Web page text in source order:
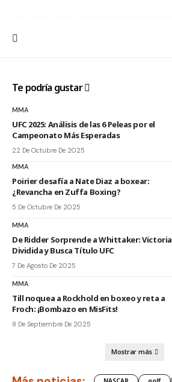
Te podría gustar
MMA
UFC 2025: Análisis de las 6 Peleas por el
Campeonato Más Esperadas
22 De Octubre De 2025
MMA
Poirier desafía a Nate Diaz a boxear:
¿Revancha en Zuffa Boxing?
5 De Octubre De 2025
MMA
De Ridder Sorprende a Whittaker: Victoria
Dividida y Busca Título UFC
7 De Agosto De 2025
MMA
Till noquea a Rockhold en boxeo y reta a
Froch: ¡Bombazo en MisFits!
8 De Septiembre De 2025
Mostrar más